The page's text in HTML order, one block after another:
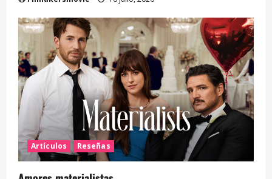
Artículos Reseñas